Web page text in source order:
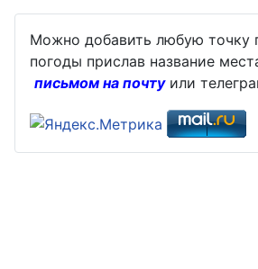
Можно добавить любую точку
погоды прислав название
письмом на почтуили